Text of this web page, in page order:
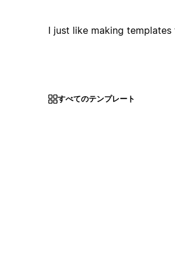
I just like making templates
すべてのテンプレート